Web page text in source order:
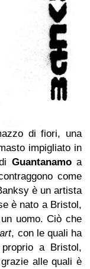
di fiori, una
impigliato in
Guantanamoa
come
è un artista
è nato a Bristol,
uomo. Ciò che
, con le quali ha
a Bristol,
alle quali è